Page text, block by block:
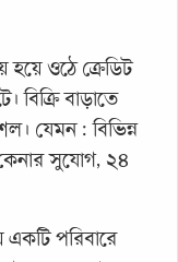
ওঠে ক্রেডিট
বিক্রি বাড়াতে
যেমন : বিভিন্ন
সুযোগ, ২৪
একটি পরিবারে